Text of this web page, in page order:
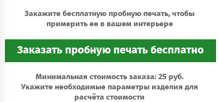
Закажите бесплатную пробную печать, чтобы
примерить ее в вашем интерьере
Минимальная стоимость заказа: 25 руб.
Укажите необходимые параметры изделия для
расчёта стоимости